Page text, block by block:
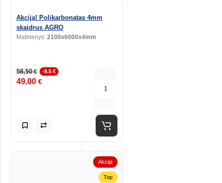
Akcija! Polikarbonatas 4mm
skaidrus AGRO
Matmenys: 2100x6000x4mm
58,50€ -9.5 €
49,00 €
Akcija
Top